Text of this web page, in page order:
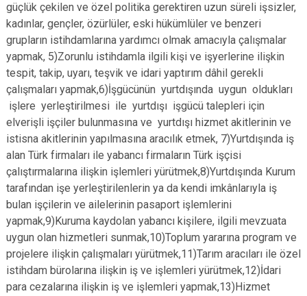
güçlük çekilen ve özel politika gerektiren uzun süreli işsizler,
kadınlar, gençler, özürlüler, eski hükümlüler ve benzeri
grupların istihdamlarına yardımcı olmak amacıyla çalışmalar
yapmak, 5)Zorunlu istihdamla ilgili kişi ve işyerlerine ilişkin
tespit, takip, uyarı, teşvik ve idari yaptırım dâhil gerekli
çalışmaları yapmak,6)İşgücünün yurtdışında uygun oldukları
işlere yerleştirilmesi ile yurtdışı işgücü talepleri için
elverişli işçiler bulunmasına ve yurtdışı hizmet akitlerinin ve
istisna akitlerinin yapılmasına aracılık etmek, 7)Yurtdışında iş
alan Türk firmaları ile yabancı firmaların Türk işçisi
çalıştırmalarına ilişkin işlemleri yürütmek,8)Yurtdışında Kurum
tarafından işe yerleştirilenlerin ya da kendi imkânlarıyla iş
bulan işçilerin ve ailelerinin pasaport işlemlerini
yapmak,9)Kuruma kaydolan yabancı kişilere, ilgili mevzuata
uygun olan hizmetleri sunmak,10)Toplum yararına program ve
projelere ilişkin çalışmaları yürütmek,11)Tarım aracıları ile özel
istihdam bürolarına ilişkin iş ve işlemleri yürütmek,12)İdari
para cezalarına ilişkin iş ve işlemleri yapmak,13)Hizmet